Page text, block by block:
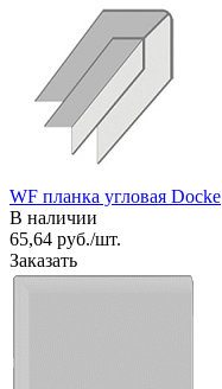
WF планка угловая Docke
В наличии
65,64 руб./шт.
Заказать